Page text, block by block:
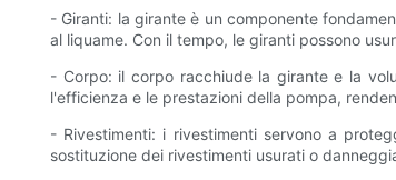
- Giranti: la girante è un componente
al liquame. Con il tempo, le giranti possono
- Corpo: il corpo racchiude la girante e la
l'efficienza e le prestazioni della pompa,
- Rivestimenti: i rivestimenti servono a
sostituzione dei rivestimenti usurati o